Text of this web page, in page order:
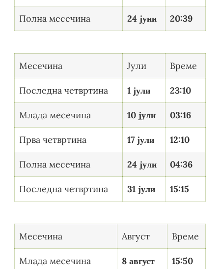
Полна месечина 24 јуни 20:39
Месечина Јули Време
Последна четвртина 1 јули 23:10
Млада месечина 10 јули 03:16
Прва четвртина 17 јули 12:10
Полна месечина 24 јули 04:36
Последна четвртина 31 јули 15:15
Месечина Август Време
Млада месечина 8 август 15:50